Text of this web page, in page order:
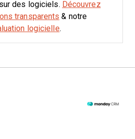
des logiciels. Découvrez
transparents & notre
logicielle.